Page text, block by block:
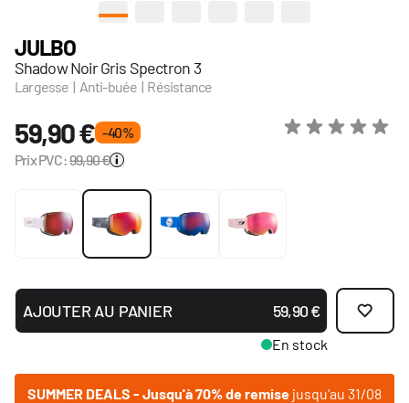
JULBO
Shadow Noir Gris Spectron 3
Largesse | Anti-buée | Résistance
59,90 € - 40 %
Prix PVC:99,90 €
AJOUTER AU PANIER 59,90 €
En stock
SUMMER DEALS - Jusqu'à 70% de remise jusqu'au 31/08